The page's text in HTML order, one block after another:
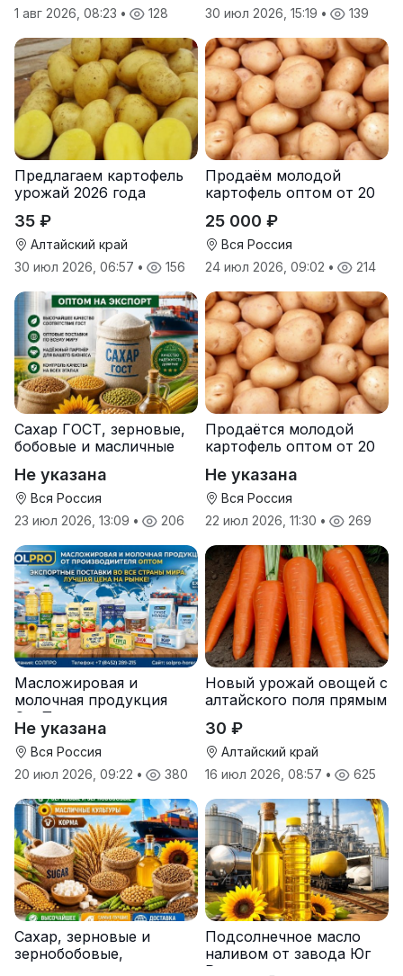
1 авг 2026, 08:23 • 128
30 июл 2026, 15:19 • 139
Предлагаем картофель
урожай 2026 года
35 ₽
Алтайский край
30 июл 2026, 06:57 • 156
Продаём молодой
картофель оптом от 20
25 000 ₽
Вся Россия
24 июл 2026, 09:02 • 214
Сахар ГОСТ, зерновые,
бобовые и масличные
Не указана
Вся Россия
23 июл 2026, 13:09 • 206
Продаётся молодой
картофель оптом от 20
Не указана
Вся Россия
22 июл 2026, 11:30 • 269
Масложировая и
молочная продукция
СолПро — экспортные
поставки
Не указана
Вся Россия
20 июл 2026, 09:22 • 380
Новый урожай овощей с
алтайского поля прямым
30 ₽
Алтайский край
16 июл 2026, 08:57 • 625
Сахар, зерновые и
зернобобовые,
Подсолнечное масло
наливом от завода Юг
Руси